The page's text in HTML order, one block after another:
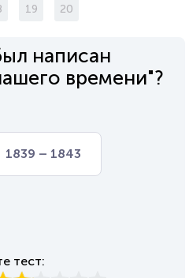
19 20
написан
времени"?
1839 – 1843
тест: